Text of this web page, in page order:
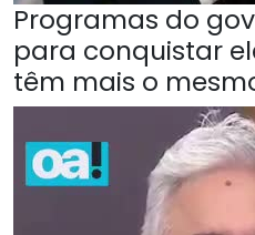
Programas do
para conquistar
têm mais o